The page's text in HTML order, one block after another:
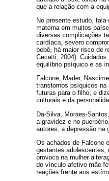
que a relação com a
No presente estudo,
materna em muitos
diversas complicações
cardíaca, severo
bebê, há maior risco de
Cecatti, 2004).
equilíbrio psíquico e as
Falcone, Mader,
transtornos psíquicos na
futuras para o filho; e
culturais e da
Da-Silva, Moraes-
a gravidez e no
autores, a depressão na
Os achados de Falcone
gestantes adolescentes,
provoca na mulher
do vínculo afetivo mãe-
reações frente aos